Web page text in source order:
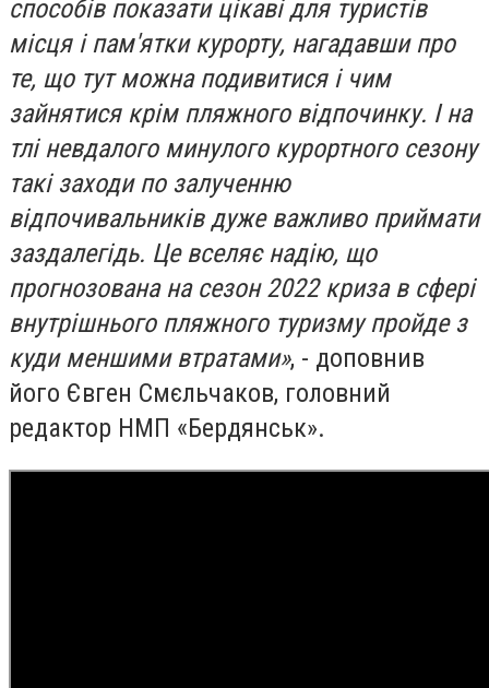
способів показати цікаві для туристів
місця і пам'ятки курорту, нагадавши про
те, що тут можна подивитися і чим
зайнятися крім пляжного відпочинку. І на
тлі невдалого минулого курортного сезону
такі заходи по залученню
відпочивальників дуже важливо приймати
заздалегідь. Це вселяє надію, що
прогнозована на сезон 2022 криза в сфері
внутрішнього пляжного туризму пройде з
куди меншими втратами», - доповнив
його Євген Смєльчаков, головний
редактор НМП «Бердянськ».